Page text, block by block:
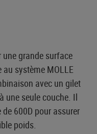
grande surface
système MOLLE
avec un gilet
une seule couche. Il
600D pour assurer
poids.